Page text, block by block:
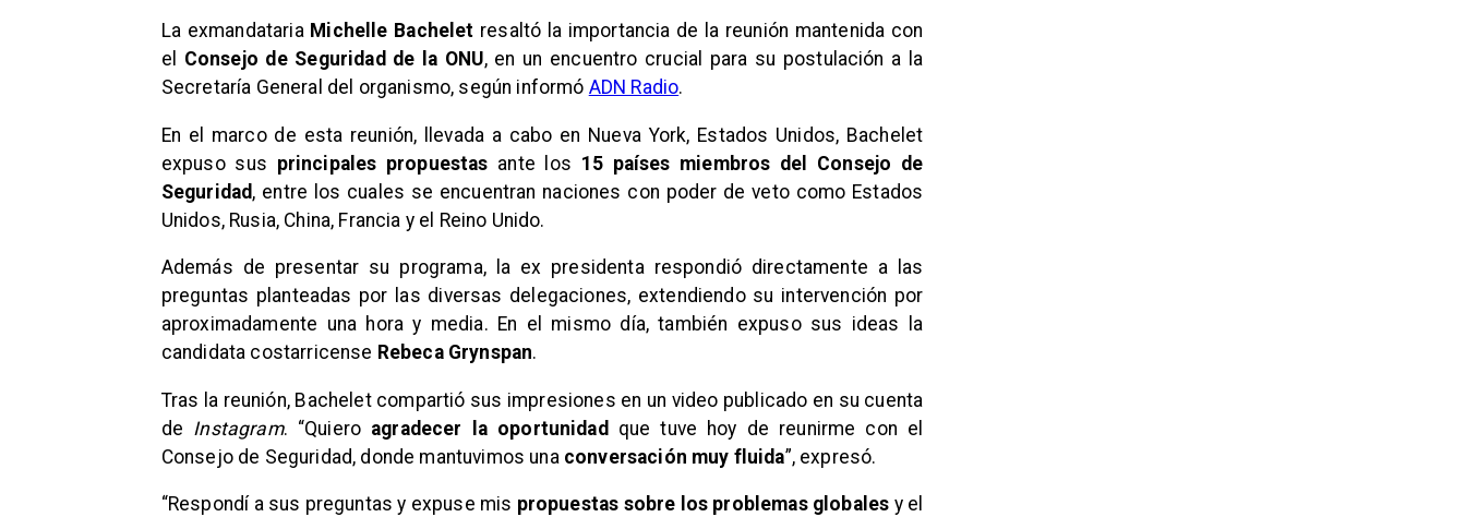
La exmandataria Michelle Bachelet resaltó la importancia de la reunión mantenida con
el Consejo de Seguridad de la ONU, en un encuentro crucial para su postulación a la
Secretaría General del organismo, según informó ADN Radio.
En el marco de esta reunión, llevada a cabo en Nueva York, Estados Unidos, Bachelet
expuso sus principales propuestas ante los 15 países miembros del Consejo de
Seguridad , entre los cuales se encuentran naciones con poder de veto como Estados
Unidos, Rusia, China, Francia y el Reino Unido.
Además de presentar su programa, la ex presidenta respondió directamente a las
preguntas planteadas por las diversas delegaciones, extendiendo su intervención por
aproximadamente una hora y media. En el mismo día, también expuso sus ideas la
candidata costarricense Rebeca Grynspan.
Tras la reunión, Bachelet compartió sus impresiones en un video publicado en su cuenta
de Instagram. “Quiero agradecer la oportunidad
que tuve hoy de reunirme con el
Consejo de Seguridad, donde mantuvimos una conversación muy fluida”, expresó.
“Respondí a sus preguntas y expuse mis propuestas sobre los problemas globales y el